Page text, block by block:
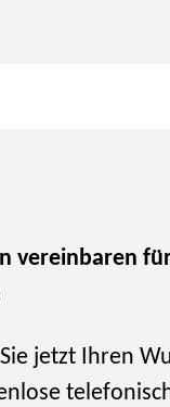
vereinbaren
jetzt Ihren